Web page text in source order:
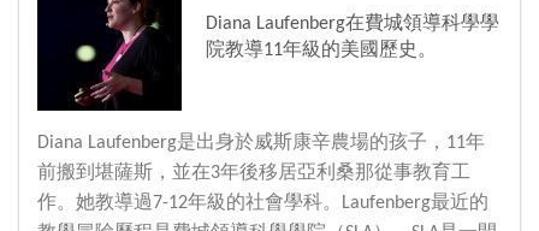
Diana Laufenberg在費城領導科學學
院教導11年級的美國歷史。
Diana Laufenberg是出身於威斯康辛農場的孩子，11年
前搬到堪薩斯，並在3年後移居亞利桑那從事教育工
作。她教導過7-12年級的社會學科。Laufenberg最近的